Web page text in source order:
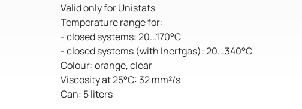
Valid only for Unistats
Temperature range for:
- closed systems: 20...170°C
- closed systems (with Inertgas): 20...340°C
Colour: orange, clear
Viscosity at 25°C: 32 mm²/s
Can: 5 liters